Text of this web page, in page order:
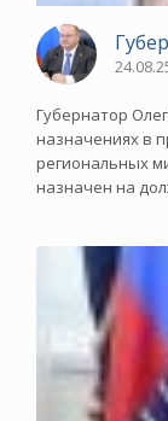
Губернатор
назначениях в
региональных
назначен на